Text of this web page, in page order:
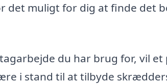
det muligt for dig at finde det
du har brug for, vil
i stand til at tilbyde